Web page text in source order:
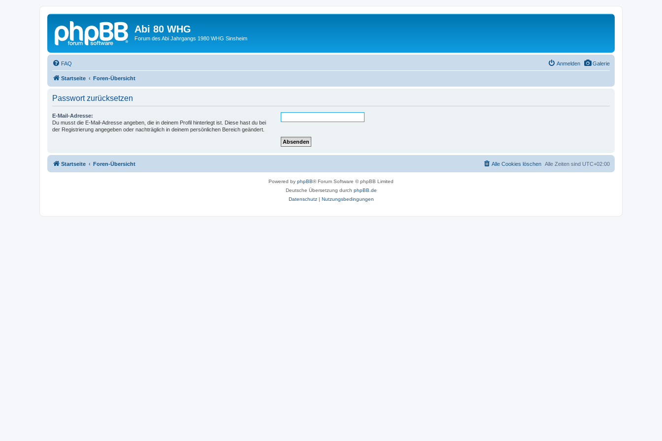
Abi 80 WHG
Forum des Abi Jahrgangs 1980 WHG Sinsheim
Galerie
FAQ Anmelden
Startseite Foren-Übersicht
Passwort zurücksetzen
E-Mail-Adresse:
Du musst die E-Mail-Adresse angeben, die in deinem Profil hinterlegt ist. Diese hast du bei
der Registrierung angegeben oder nachträglich in deinem persönlichen Bereich geändert.
Startseite Foren-Übersicht Alle Zeiten sind UTC+02:00
Alle Cookies löschen
Powered by phpBB® Forum Software © phpBB Limited
Deutsche Übersetzung durch phpBB.de
Datenschutz| Nutzungsbedingungen